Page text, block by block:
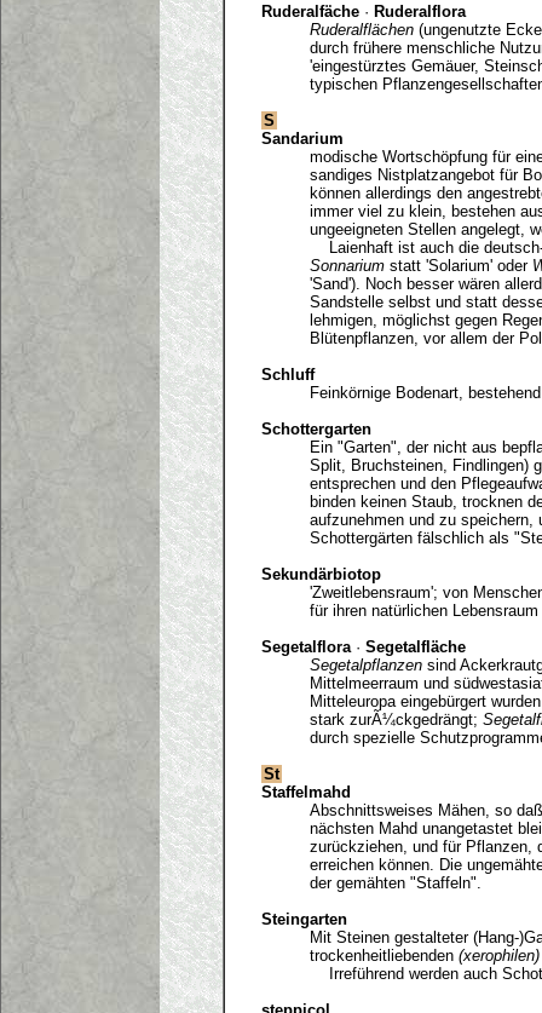
Ruderalfäche · Ruderalflora
Ruderalflächen (ungenutzte
durch frühere menschliche
'eingestürztes Gemäuer,
typischen
S
Sandarium
modische Wortschöpfung für
sandiges Nistplatzangebot für
können allerdings den
immer viel zu klein, bestehen
ungeeigneten Stellen angelegt,
Laienhaft ist auch die
Sonnarium statt 'Solarium' oder
'Sand'). Noch besser wären
Sandstelle selbst und statt
lehmigen, möglichst gegen
Blütenpflanzen, vor allem der
Schluff
Feinkörnige Bodenart,
Schottergarten
Ein "Garten", der nicht aus
Split, Bruchsteinen, Findlingen)
entsprechen und den
binden keinen Staub, trocknen
aufzunehmen und zu speichern,
Schottergärten fälschlich als
Sekundärbiotop
'Zweitlebensraum'; von
für ihren natürlichen
Segetalflora · Segetalfläche
Segetalpflanzen sind
Mittelmeerraum und
Mitteleuropa eingebürgert
stark zurÃ¼ckgedrängt;
durch spezielle
St
Staffelmahd
Abschnittsweises Mähen, so
nächsten Mahd unangetastet
zurückziehen, und für Pflanzen,
erreichen können. Die
der gemähten "Staffeln".
Steingarten
Mit Steinen gestalteter (Hang-
trockenheitliebenden (xerophilen)
Irreführend werden auch